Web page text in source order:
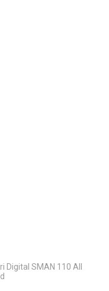
Digital SMAN 110 All